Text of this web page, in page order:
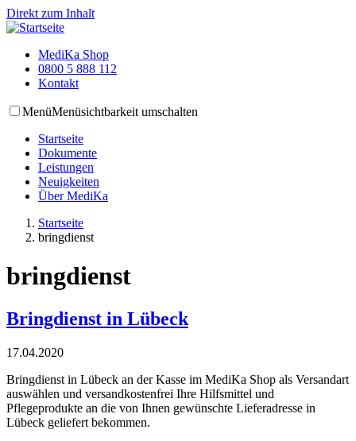
Direkt zum Inhalt
MediKa Shop
0800 5 888 112
Kontakt
MenüMenüsichtbarkeit umschalten
Startseite
Dokumente
Leistungen
Neuigkeiten
Über MediKa
Startseite
bringdienst
bringdienst
Bringdienst in Lübeck
17.04.2020
Bringdienst in Lübeck an der Kasse im MediKa Shop als Versandart
auswählen und versandkostenfrei Ihre Hilfsmittel und
Pflegeprodukte an die von Ihnen gewünschte Lieferadresse in
Lübeck geliefert bekommen.